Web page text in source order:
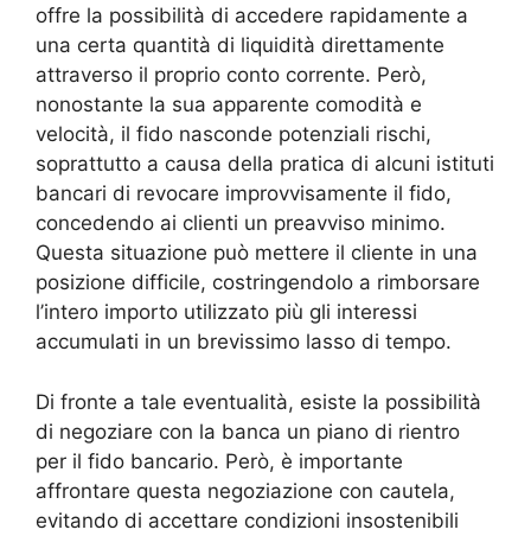
offre la possibilità di accedere rapidamente a
una certa quantità di liquidità direttamente
attraverso il proprio conto corrente. Però,
nonostante la sua apparente comodità e
velocità, il fido nasconde potenziali rischi,
soprattutto a causa della pratica di alcuni istituti
bancari di revocare improvvisamente il fido,
concedendo ai clienti un preavviso minimo.
Questa situazione può mettere il cliente in una
posizione difficile, costringendolo a rimborsare
l’intero importo utilizzato più gli interessi
accumulati in un brevissimo lasso di tempo.
Di fronte a tale eventualità, esiste la possibilità
di negoziare con la banca un piano di rientro
per il fido bancario. Però, è importante
affrontare questa negoziazione con cautela,
evitando di accettare condizioni insostenibili